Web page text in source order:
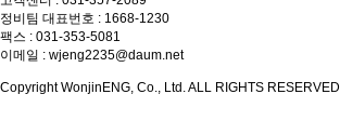
정비팀 대표번호 : 1668-1230
팩스 : 031-353-5081
이메일 : wjeng2235@daum.net
Copyright WonjinENG, Co., Ltd. ALL RIGHTS RESERVED